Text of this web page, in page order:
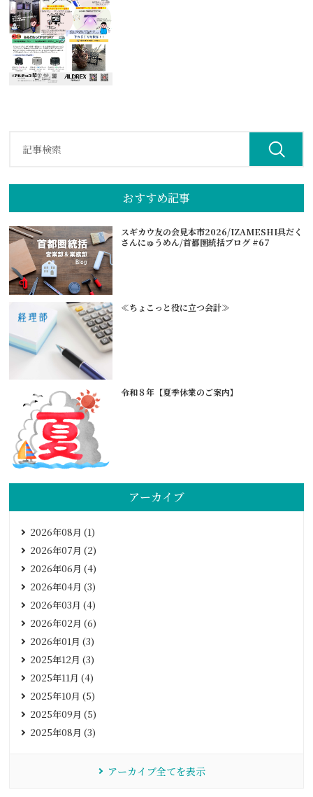
おすすめ記事
スギカウ友の会見本市2026/IZAMESHI具だく
さんにゅうめん/首都圏統括ブログ #67
≪ちょこっと役に立つ会計≫
令和８年【夏季休業のご案内】
アーカイブ
2026年08月 (1)
2026年07月 (2)
2026年06月 (4)
2026年04月 (3)
2026年03月 (4)
2026年02月 (6)
2026年01月 (3)
2025年12月 (3)
2025年11月 (4)
2025年10月 (5)
2025年09月 (5)
2025年08月 (3)
アーカイブ全てを表示